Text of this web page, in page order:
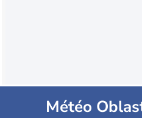
Météo